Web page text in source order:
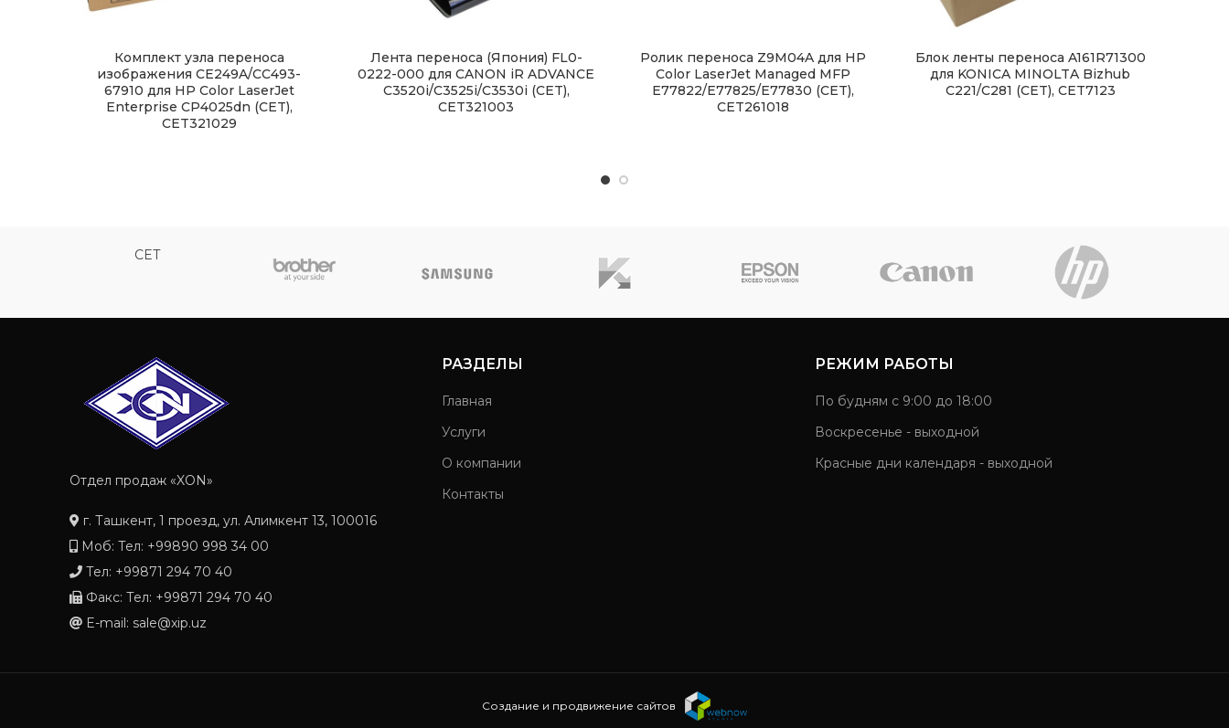
Комплект узла переноса
изображения CE249A/CC493-
67910 для HP Color LaserJet
Enterprise CP4025dn (CET),
CET321029
Лента переноса (Япония) FL0-
0222-000 для CANON iR ADVANCE
C3520i/C3525i/C3530i (CET),
CET321003
Ролик переноса Z9M04A для HP
Color LaserJet Managed MFP
E77822/E77825/E77830 (CET),
CET261018
Блок ленты переноса A161R71300
для KONICA MINOLTA Bizhub
C221/C281 (CET), CET7123
CET
Отдел продаж «XON»
г. Ташкент, 1 проезд, ул. Алимкент 13, 100016
Моб: Тел: +99890 998 34 00
Тел: +99871 294 70 40
Факс: Тел: +99871 294 70 40
E-mail: sale@xip.uz
РАЗДЕЛЫ
Главная
Услуги
О компании
Контакты
РЕЖИМ РАБОТЫ
По будням с 9:00 до 18:00
Воскресенье - выходной
Красные дни календаря - выходной
Создание и продвижение сайтов